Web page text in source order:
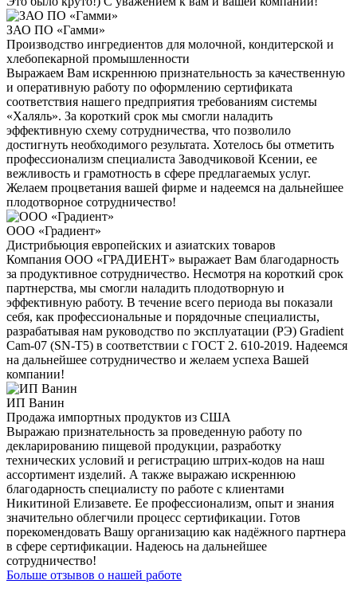
ЗАО ПО «Гамми»
Производство ингредиентов для молочной, кондитерской и
хлебопекарной промышленности
Выражаем Вам искреннюю признательность за качественную
и оперативную работу по оформлению сертификата
соответствия нашего предприятия требованиям системы
«Халяль». За короткий срок мы смогли наладить
эффективную схему сотрудничества, что позволило
достигнуть необходимого результата. Хотелось бы отметить
профессионализм специалиста Заводчиковой Ксении, ее
вежливость и грамотность в сфере предлагаемых услуг.
Желаем процветания вашей фирме и надеемся на дальнейшее
плодотворное сотрудничество!
ООО «Градиент»
Дистрибьюция европейских и азиатских товаров
Компания ООО «ГРАДИЕНТ» выражает Вам благодарность
за продуктивное сотрудничество. Несмотря на короткий срок
партнерства, мы смогли наладить плодотворную и
эффективную работу. В течение всего периода вы показали
себя, как профессиональные и порядочные специалисты,
разрабатывая нам руководство по эксплуатации (РЭ) Gradient
Cam-07 (SN-T5) в соответствии с ГОСТ 2. 610-2019. Надеемся
на дальнейшее сотрудничество и желаем успеха Вашей
компании!
ИП Ванин
Продажа импортных продуктов из США
Выражаю признательность за проведенную работу по
декларированию пищевой продукции, разработку
технических условий и регистрацию штрих-кодов на наш
ассортимент изделий. А также выражаю искреннюю
благодарность специалисту по работе с клиентами
Никитиной Елизавете. Ее профессионализм, опыт и знания
значительно облегчили процесс сертификации. Готов
порекомендовать Вашу организацию как надёжного партнера
в сфере сертификации. Надеюсь на дальнейшее
сотрудничество!
Больше отзывов о нашей работе